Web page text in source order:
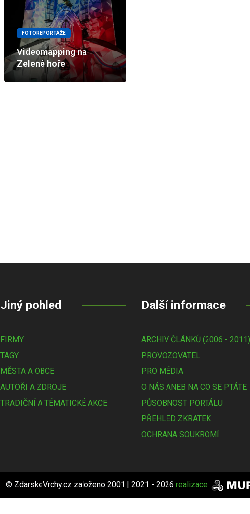
FOTOREPORTÁŽE
Videomapping na
Zelené hoře
Jiný pohled
FIRMY
TAGY
MĚSTA A OBCE
AUTOŘI A ZDROJE
TRADIČNÍ A TÉMATICKÉ AKCE
Další informace
ARCHIV ČLÁNKŮ (2006 - 2011)
PROVOZOVATEL
PRO MÉDIA
O NÁS ANEB NA CO SE PTÁTE
PŮSOBNOST PORTÁLU
PŘEHLED ZKRATEK
OCHRANA SOUKROMÍ
© ZdarskeVrchy.cz založeno 2001 | 2021 - 2026 realizace